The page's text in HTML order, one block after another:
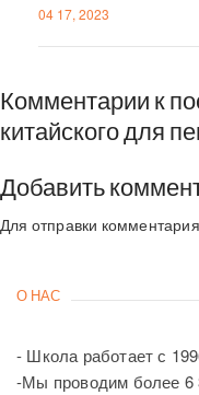
04 17, 2023
Комментарии к
китайского для
Добавить
Для отправки
О НАС
- Школа работает с
-Мы проводим более 6